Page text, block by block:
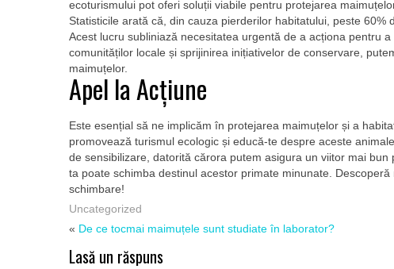
ecoturismului pot oferi soluții viabile pentru protejarea
Statisticile arată că, din cauza pierderilor habitatului, peste 60%
Acest lucru subliniază necesitatea urgentă de a acționa pentru
comunităților locale și sprijinirea inițiativelor de conservare,
maimuțelor.
Apel la Acțiune
Este esențial să ne implicăm în protejarea maimuțelor și a
promovează turismul ecologic și educă-te despre aceste
de sensibilizare, datorită cărora putem asigura un viitor mai
ta poate schimba destinul acestor primate minunate.
schimbare!
Uncategorized
« De ce tocmai maimuțele sunt studiate în laborator?
Lasă un răspuns